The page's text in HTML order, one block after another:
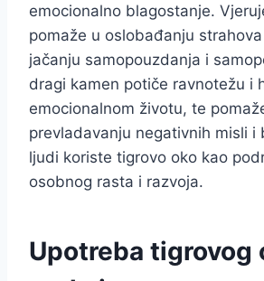
emocionalno blagostanje.
pomaže u oslobađanju
jačanju samopouzdanja i
dragi kamen potiče ravnotežu i
emocionalnom životu, te
prevladavanju negativnih misli i
ljudi koriste tigrovo oko kao
osobnog rasta i razvoja.
Upotreba tigrovog